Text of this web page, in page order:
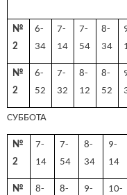
№
2
6-
34
7-
14
7-
54
8-
34
№
2
6-
52
7-
32
8-
12
8-
52
СУББОТА
№
2
7-
14
7-
54
8-
34
9-
14
№
8-
8-
9-
10-